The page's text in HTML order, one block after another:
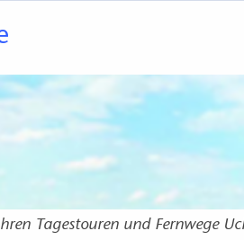
Tagestouren und Fernwege